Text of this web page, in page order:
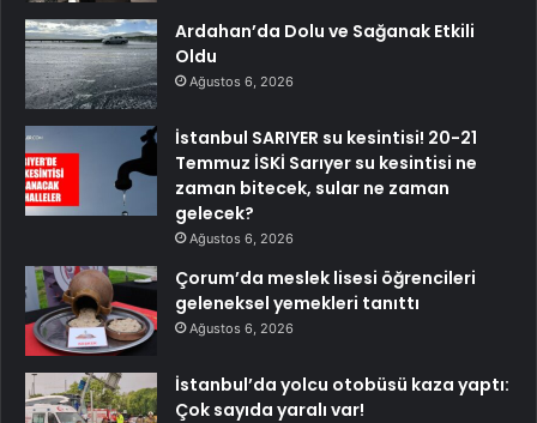
Ardahan’da Dolu ve Sağanak Etkili
Oldu
Ağustos 6, 2026
İstanbul SARIYER su kesintisi! 20-21
Temmuz İSKİ Sarıyer su kesintisi ne
zaman bitecek, sular ne zaman
gelecek?
Ağustos 6, 2026
Çorum’da meslek lisesi öğrencileri
geleneksel yemekleri tanıttı
Ağustos 6, 2026
İstanbul’da yolcu otobüsü kaza yaptı:
Çok sayıda yaralı var!